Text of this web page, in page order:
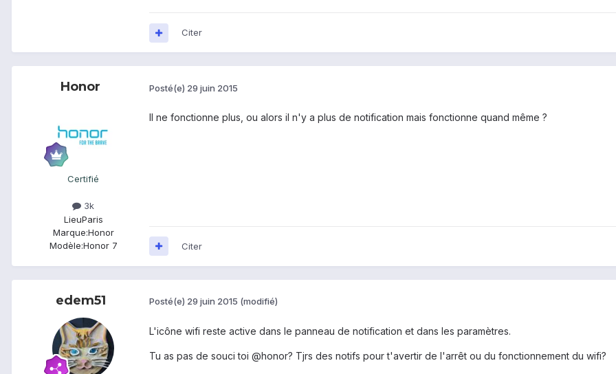
Citer
Honor
Certifié
3k
LieuParis
Marque:Honor
Modèle:Honor 7
Posté(e) 29 juin 2015
Il ne fonctionne plus, ou alors il n'y a plus de notification mais fonctionne quand même ?
Citer
edem51 Posté(e) 29 juin 2015 (modifié)
L'icône wifi reste active dans le panneau de notification et dans les paramètres.
Tu as pas de souci toi @honor? Tjrs des notifs pour t'avertir de l'arrêt ou du fonctionnement du wifi?